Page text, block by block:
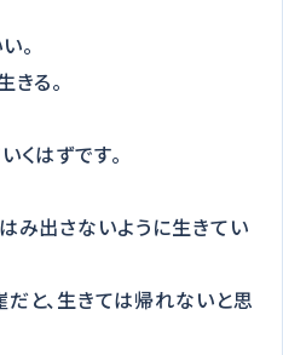
。
る。
くはずです。
み出さないように生きてい
と、生きては帰れないと思